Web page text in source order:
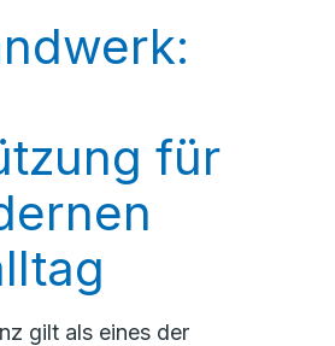
für
gilt als eines der